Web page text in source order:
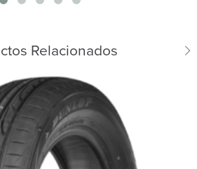
Relacionados